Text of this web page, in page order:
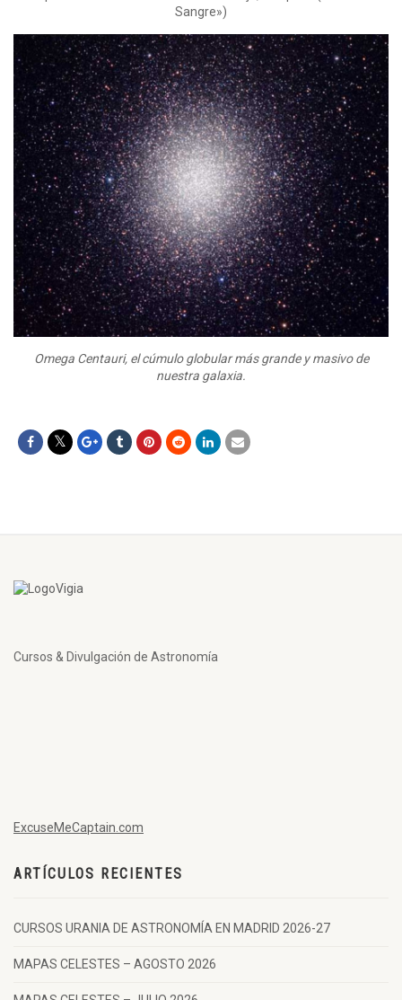
Sangre»)
Omega Centauri, el cúmulo globular más grande y masivo de
nuestra galaxia.
Cursos & Divulgación de Astronomía
ExcuseMeCaptain.com
ARTÍCULOS RECIENTES
CURSOS URANIA DE ASTRONOMÍA EN MADRID 2026-27
MAPAS CELESTES – AGOSTO 2026